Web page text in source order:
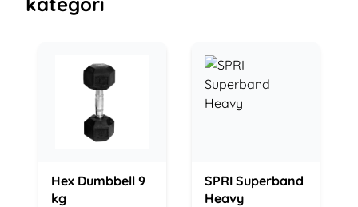
Hex Dumbbell 9
kg
SPRI Superband
Heavy